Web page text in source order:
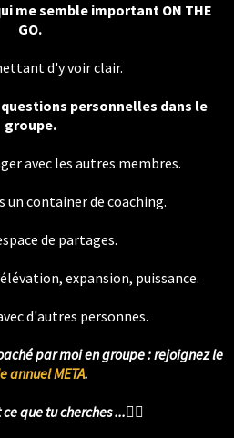
me semble important ON THE
GO.
d'y voir clair.
personnelles dans le
groupe.
avec les autres membres.
un container de coaching.
de partages.
expansion, puissance.
d'autres personnes.
par moi en groupe : rejoignez le
annuel META.
que tu cherches ...❤️‍🔥